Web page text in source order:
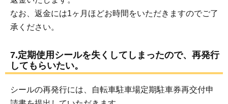
なお、返金には1ヶ月ほどお時間をいただきますのでご了
承ください。
7.定期使用シールを失くしてしまったので、再発行
してもらいたい。
シールの再発行には、自転車駐車場定期駐車券再交付申